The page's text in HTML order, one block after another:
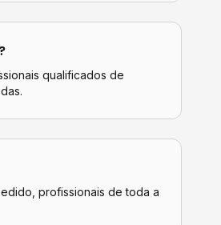
?
qualificados de
profissionais de toda a